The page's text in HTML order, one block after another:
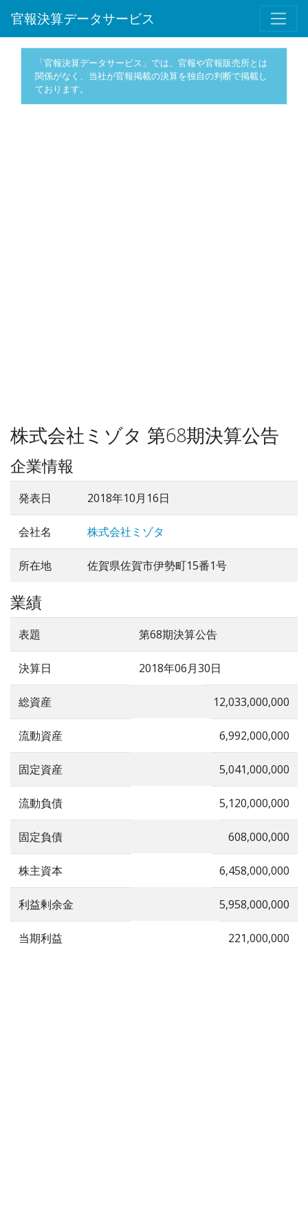
官報決算データサービス
「官報決算データサービス」では、官報や官報販売所とは
関係がなく、当社が官報掲載の決算を独自の判断で掲載し
ております。
株式会社ミゾタ 第68期決算公告
企業情報
発表日 2018年10月16日
会社名 株式会社ミゾタ
所在地 佐賀県佐賀市伊勢町15番1号
業績
表題 第68期決算公告
決算日 2018年06月30日
総資産 12,033,000,000
流動資産 6,992,000,000
固定資産 5,041,000,000
流動負債 5,120,000,000
固定負債 608,000,000
株主資本 6,458,000,000
利益剰余金 5,958,000,000
当期利益 221,000,000